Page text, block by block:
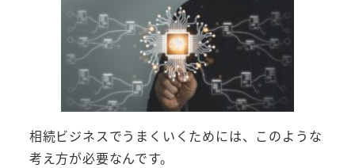
相続ビジネスでうまくいくためには、このような
考え方が必要なんです。